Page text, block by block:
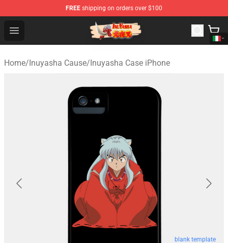
FREE shipping on orders over $100
Open menu
Inuyasha Store - Official Inuyasha Merchandise Shop
Home/Inuyasha Cause/Inuyasha Case iPhone
blank template